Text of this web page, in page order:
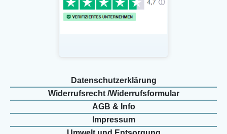
Daten­schutz­erklärung
Widerrufs­recht /Widerrufs­formular
AGB & Info
Impressum